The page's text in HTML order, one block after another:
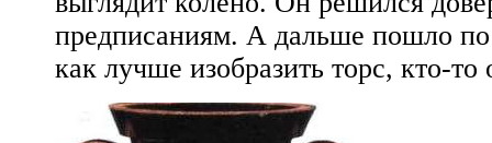
предписаниям. А дальше пошло
как лучше изобразить торс, кто-